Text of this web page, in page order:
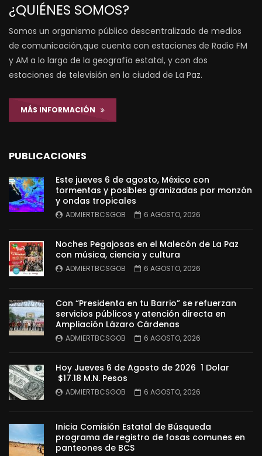
¿QUIÉNES SOMOS?
Somos un organismo público descentralizado de medios
de comunicación,que cuenta con estaciones de Radio FM
y AM a lo largo de la geografía estatal, y con dos
estaciones de televisión en la ciudad de La Paz.
MÁS INFORMACIÓN
PUBLICACIONES
Este jueves 6 de agosto, México con
tormentas y posibles granizadas por monzón
y ondas tropicales
ADMIERTBCSGOB 6 AGOSTO, 2026
Noches Pegajosas en el Malecón de La Paz
con música, ciencia y cultura
ADMIERTBCSGOB 6 AGOSTO, 2026
Con “Presidenta en tu Barrio” se refuerzan
servicios públicos y atención directa en
Ampliación Lázaro Cárdenas
ADMIERTBCSGOB 6 AGOSTO, 2026
Hoy Jueves 6 de Agosto de 2026 1 Dolar
$17.18 M.N. Pesos
ADMIERTBCSGOB 6 AGOSTO, 2026
Inicia Comisión Estatal de Búsqueda
programa de registro de fosas comunes en
panteones de BCS